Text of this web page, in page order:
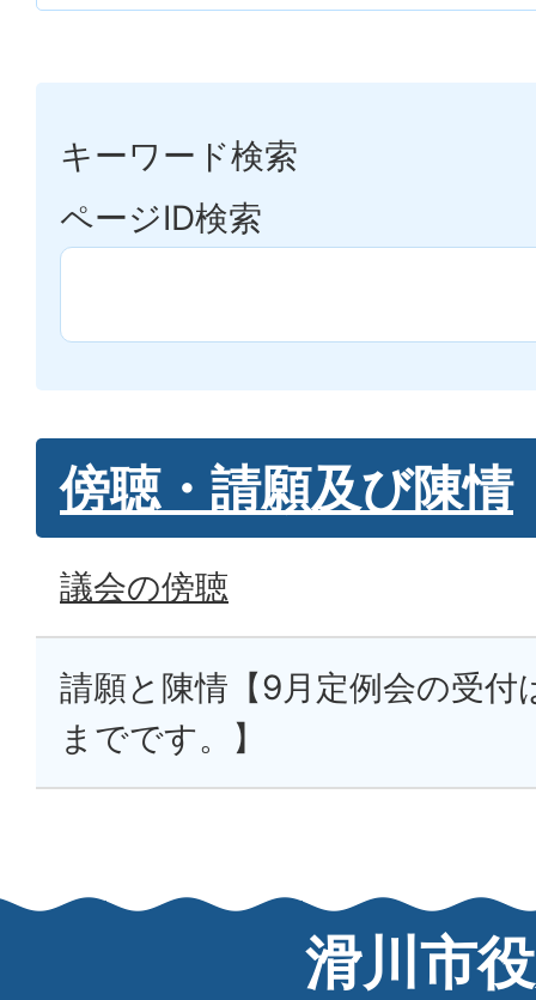
キーワード検索
ページID検索
傍聴・請願及び陳情
議会の傍聴
請願と陳情【9月定例会の受付
までです。】
滑川市